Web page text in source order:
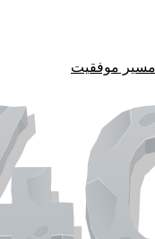
مسیر موفقیت